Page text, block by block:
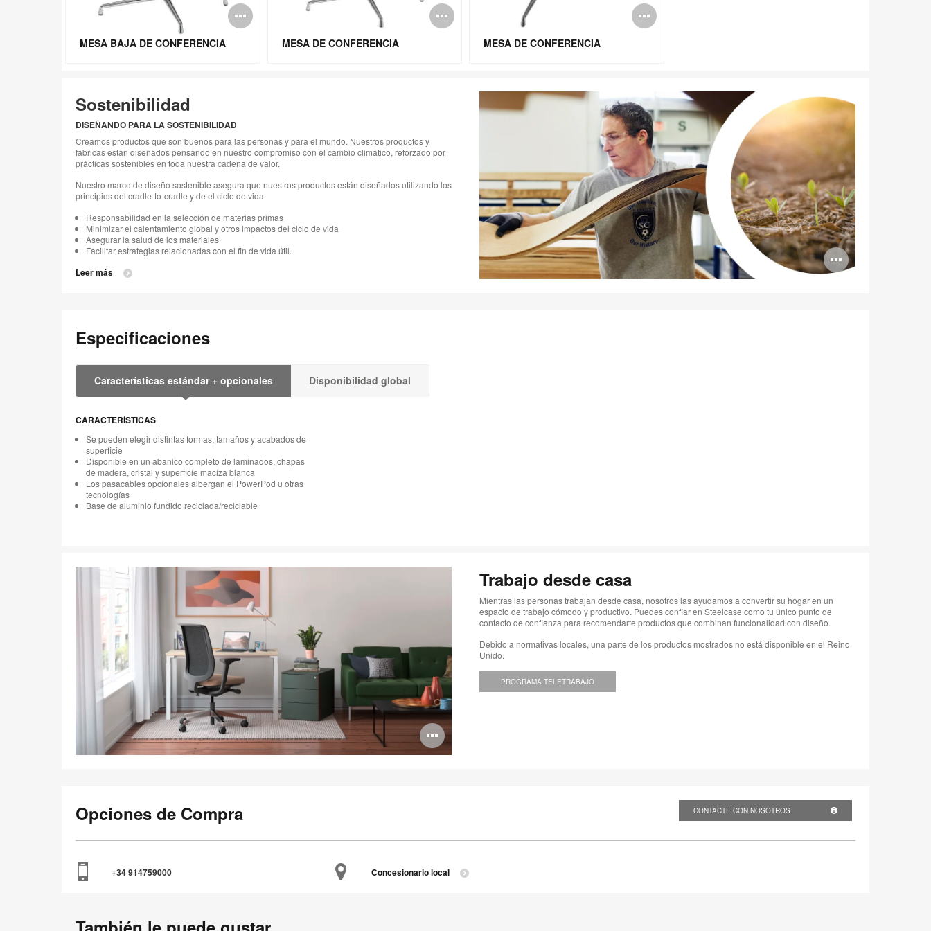
Abrir
imagen
MESA BAJA DE CONFERENCIA
Abrir
imagen
MESA DE CONFERENCIA
Abrir
MESA DE CONFERENCIA
Abrir
Sostenibilidad
DISEÑANDO PARA LA SOSTENIBILIDAD
Creamos productos que son buenos para las personas y para el mundo. Nuestros productos y
fábricas están diseñados pensando en nuestro compromiso con el cambio climático, reforzado por
prácticas sostenibles en toda nuestra cadena de valor.
Nuestro marco de diseño sostenible asegura que nuestros productos están diseñados utilizando los
principios del cradle-to-cradle y de el ciclo de vida:
Responsabilidad en la selección de materias primas
Minimizar el calentamiento global y otros impactos del ciclo de vida
Asegurar la salud de los materiales
Facilitar estrategias relacionadas con el fin de vida útil.
Leer más
Especificaciones
Características estándar + opcionales Disponibilidad global
CARACTERÍSTICAS
Se pueden elegir distintas formas, tamaños y acabados de
superficie
Disponible en un abanico completo de laminados, chapas
de madera, cristal y superficie maciza blanca
Los pasacables opcionales albergan el PowerPod u otras
tecnologías
Base de aluminio fundido reciclada/reciclable
Abrir
imagen
Trabajo desde casa
Mientras las personas trabajan desde casa, nosotros las ayudamos a convertir su hogar en un
espacio de trabajo cómodo y productivo. Puedes confiar en Steelcase como tu único punto de
contacto de confianza para recomendarte productos que combinan funcionalidad con diseño.
Debido a normativas locales, una parte de los productos mostrados no está disponible en el Reino
Unido.
PROGRAMA TELETRABAJO
Opciones de Compra CONTACTE CON NOSOTROS
+34 914759000 Concesionario local